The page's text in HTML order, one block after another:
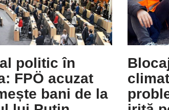
politic în
FPÖ acuzat
bani de la